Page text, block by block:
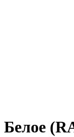
Белое